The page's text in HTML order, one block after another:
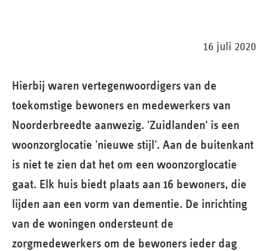
16 juli 2020
Hierbij waren vertegenwoordigers van de
toekomstige bewoners en medewerkers van
Noorderbreedte aanwezig. 'Zuidlanden' is een
woonzorglocatie 'nieuwe stijl'. Aan de buitenkant
is niet te zien dat het om een woonzorglocatie
gaat. Elk huis biedt plaats aan 16 bewoners, die
lijden aan een vorm van dementie. De inrichting
van de woningen ondersteunt de
zorgmedewerkers om de bewoners ieder dag